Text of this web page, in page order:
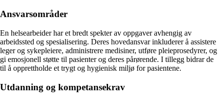
Ansvarsområder
En helsearbeider har et bredt spekter av oppgaver avhengig av
arbeidssted og spesialisering. Deres hovedansvar inkluderer å assistere
leger og sykepleiere, administrere medisiner, utføre pleieprosedyrer, og
gi emosjonell støtte til pasienter og deres pårørende. I tillegg bidrar de
til å opprettholde et trygt og hygienisk miljø for pasientene.
Utdanning og kompetansekrav